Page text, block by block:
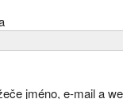
jméno, e-mail a